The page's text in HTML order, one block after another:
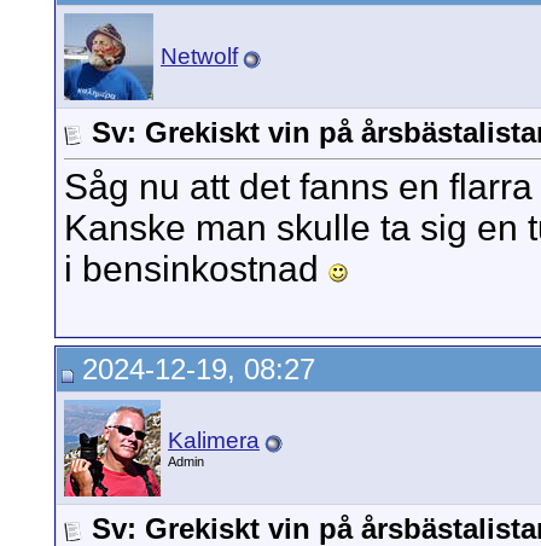
Netwolf
Sv: Grekiskt vin på
Såg nu att det fanns en
Kanske man skulle ta sig en
i bensinkostnad
2024-12-19, 08:27
Kalimera
Admin
Sv: Grekiskt vin på